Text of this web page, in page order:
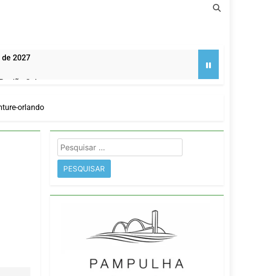
2027
Sul
e corporativo
do Wyndham São Paulo Ibirapuera
195-E2
orlando
Pesquisar
por: